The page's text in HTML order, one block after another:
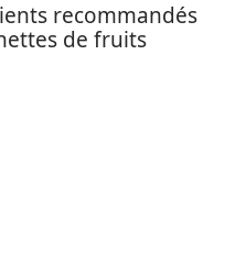
recommandés
de fruits